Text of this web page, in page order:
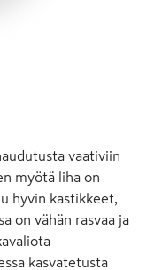
vaativiin
myötä liha on
hyvin kastikkeet,
on vähän rasvaa ja
kasvatetusta